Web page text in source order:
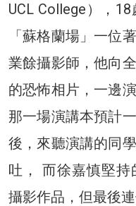
UCL College），
「蘇格蘭場」一位
業餘攝影師，他向
的恐怖相片，一邊
那一場演講本預計
後，來聽演講的同
吐， 而徐嘉慎堅
攝影作品，但最後